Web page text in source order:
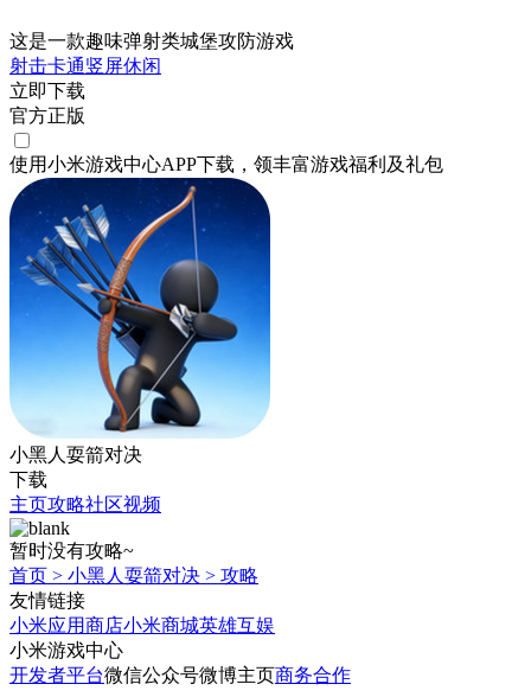
这是一款趣味弹射类城堡攻防游戏
射击卡通竖屏休闲
立即下载
官方正版
使用小米游戏中心APP下载 ，领丰富游戏福利 及礼包
小黑人耍箭对决
下载
主页攻略社区视频
暂时没有攻略~
首页 > 小黑人耍箭对决 > 攻略
友情链接
小米应用商店小米商城英雄互娱
小米游戏中心
开发者平台微信公众号微博主页商务合作